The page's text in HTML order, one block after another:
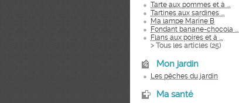
Tarte aux pommes et à ...
Tartines aux sardines ...
Ma lampe Marine B
Fondant banane-chocola ...
Flans aux poires et à ...
> Tous les articles (25)
Mon jardin
Les pêches du jardin
Ma santé